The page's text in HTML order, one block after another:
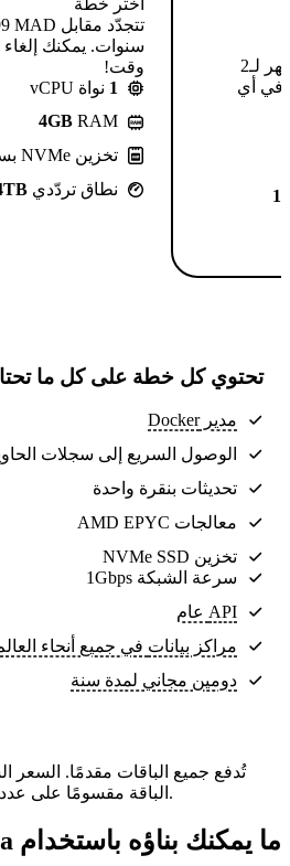
سنوات. يمكنك
وقت!
1 نواة vCPU
4GB RAM
تخزين NVMe بسعة
نطاق تردّدي
تتجدّد مقابل MAD ⁦124.99⁩/الشهر لـ2
في أي
تحتوي كل خطة على كل ما
مدير Docker
الوصول السريع إلى سجلات
تحديثات بنقرة واحدة
معالجات AMD EPYC
تخزين NVMe SSD
سرعة الشبكة 1Gbps
API عام
مراكز بيانات في جميع أنحاء
دومين مجاني لمدة سنة
تُدفع جميع الباقات مقدمًا. السعر
الباقة مقسومًا على عدد أشهر الباقة.
ما يمكنك بناؤه باستخدام Keila